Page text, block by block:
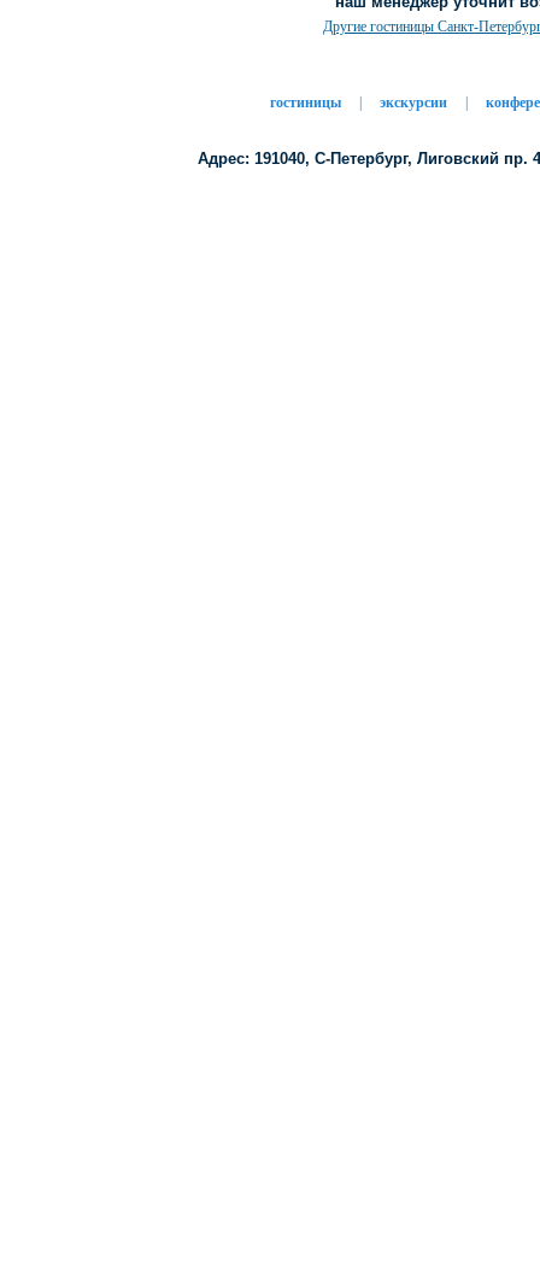
Другие гостиницы Санкт-
гостиницы экскурсии
Адрес: 191040, C-Петербург, Лиговский пр.